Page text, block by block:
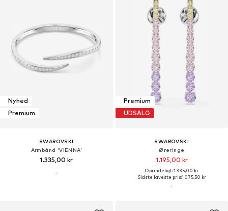
Nyhed
Premium
SWAROVSKI
Armbånd 'VIENNA'
1.335,00 kr
Premium
UDSALG
SWAROVSKI
Øreringe
1.195,00 kr
Oprindeligt: 1.335,00 kr
Sidste laveste pris:1.075,50 kr